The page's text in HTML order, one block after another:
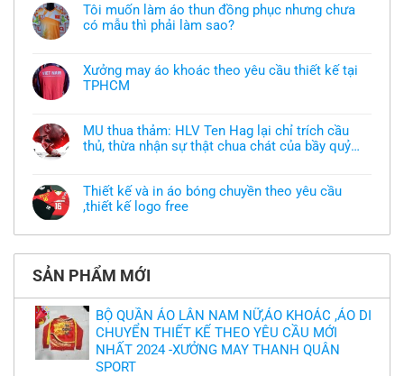
Tôi muốn làm áo thun đồng phục nhưng chưa
có mẫu thì phải làm sao?
bình
luận
ở
áo
thun
đồng
chưa
có
mẫu
thì
làm
Xưởng may áo khoác theo yêu cầu thiết kế tại
TPHCM
bình
luận
ở
Xưởng
khoác
theo
yêu
thiết
tại
TPHCM
MU thua thảm: HLV Ten Hag lại chỉ trích cầu
thủ, thừa nhận sự thật chua chát của bầy quỷ
bình
luận
ở
MU
thảm:
Hag
lại
trích
cầu
thủ,
thừa
nhận
sự
thật
Thiết kế và in áo bóng chuyền theo yêu cầu
,thiết kế logo free
có
luận
Thiết
và
in
áo
bóng
chuyền
theo
yêu
SẢN PHẨM MỚI
BỘ QUẦN ÁO LÂN NAM NỮ,ÁO KHOÁC ,ÁO DI
CHUYỂN THIẾT KẾ THEO YÊU CẦU MỚI
NHẤT 2024 -XƯỞNG MAY THANH QUÂN
SPORT